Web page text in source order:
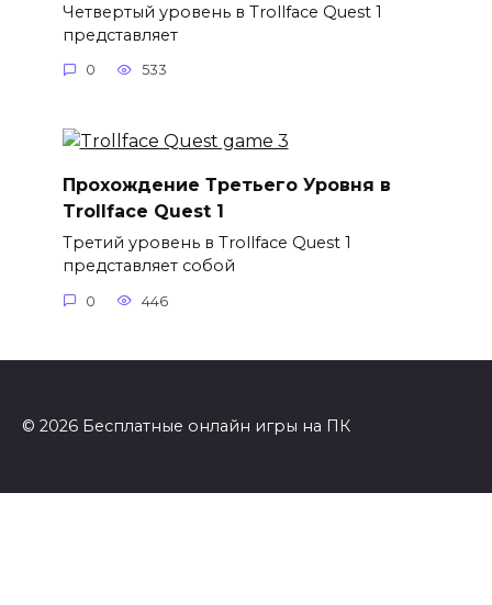
Четвертый уровень в Trollface Quest 1
представляет
0 533
Прохождение Третьего Уровня в
Trollface Quest 1
Третий уровень в Trollface Quest 1
представляет собой
0 446
© 2026 Бесплатные онлайн игры на ПК